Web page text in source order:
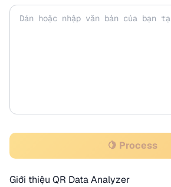
🍋 Process
Giới thiệu QR Data Analyzer